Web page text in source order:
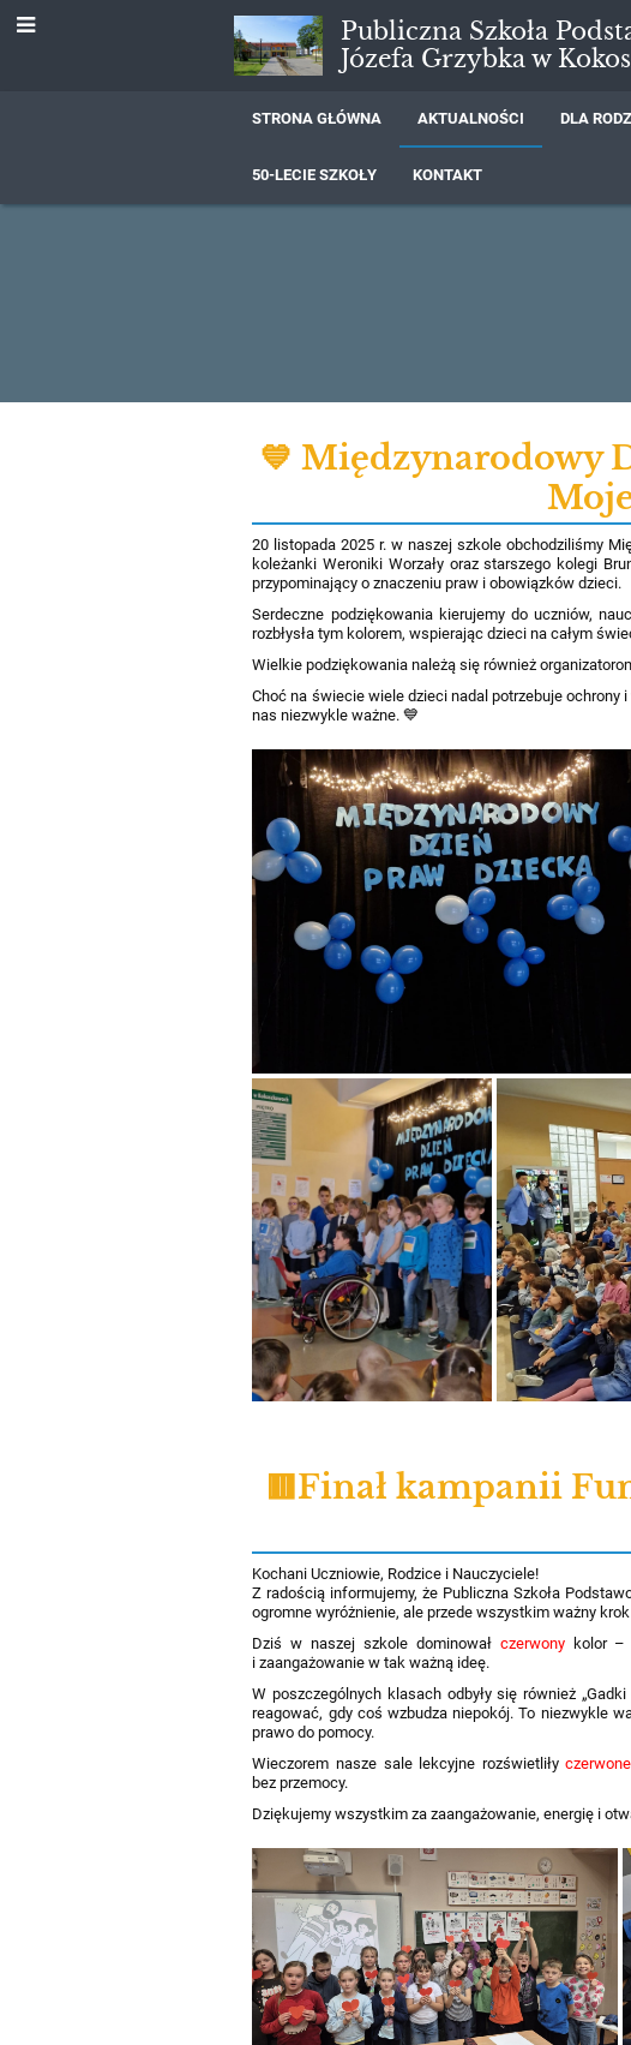
Publiczna Szkoła
Józefa Grzybka w
STRONA GŁÓWNA AKTUALNOŚCI DLA
50-LECIE SZKOŁY KONTAKT
Aktualności
💙 Międzynarodowy
20 listopada 2025 r. w naszej szkole obchodziliśmy
koleżanki Weroniki Worzały oraz starszego kolegi
przypominający o znaczeniu praw i obowiązków dzieci.
Serdeczne podziękowania kierujemy do uczniów,
rozbłysła tym kolorem, wspierając dzieci na całym
Wielkie podziękowania należą się również
Choć na świecie wiele dzieci nadal potrzebuje
nas niezwykle ważne. 💙
🟥Finał kampanii
Kochani Uczniowie, Rodzice i Nauczyciele!
Z radością informujemy, że Publiczna Szkoła
ogromne wyróżnienie, ale przede wszystkim ważny
Dziś w naszej szkole dominował czerwonykolor –
i zaangażowanie w tak ważną ideę.
W poszczególnych klasach odbyły się również
reagować, gdy coś wzbudza niepokój. To niezwykle
prawo do pomocy.
Wieczorem nasze sale lekcyjne rozświetliłyczerwone
bez przemocy.
Dziękujemy wszystkim za zaangażowanie, energię i